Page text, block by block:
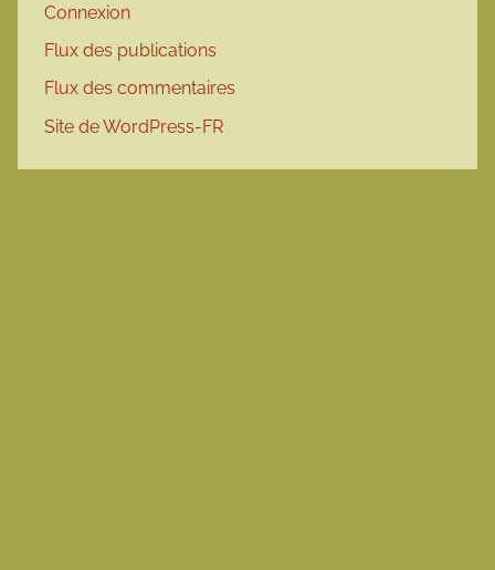
Connexion
Flux des publications
Flux des commentaires
Site de WordPress-FR